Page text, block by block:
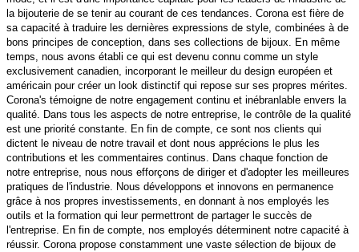
la bijouterie de se tenir au courant de ces tendances. Corona est fière de
sa capacité à traduire les dernières expressions de style, combinées à de
bons principes de conception, dans ses collections de bijoux. En même
temps, nous avons établi ce qui est devenu connu comme un style
exclusivement canadien, incorporant le meilleur du design européen et
américain pour créer un look distinctif qui repose sur ses propres mérites.
Corona's témoigne de notre engagement continu et inébranlable envers la
qualité. Dans tous les aspects de notre entreprise, le contrôle de la qualité
est une priorité constante. En fin de compte, ce sont nos clients qui
dictent le niveau de notre travail et dont nous apprécions le plus les
contributions et les commentaires continus. Dans chaque fonction de
notre entreprise, nous nous efforçons de diriger et d'adopter les meilleures
pratiques de l'industrie. Nous développons et innovons en permanence
grâce à nos propres investissements, en donnant à nos employés les
outils et la formation qui leur permettront de partager le succès de
l'entreprise. En fin de compte, nos employés déterminent notre capacité à
réussir. Corona propose constamment une vaste sélection de bijoux de